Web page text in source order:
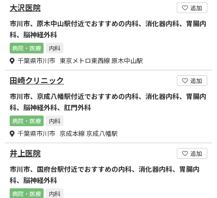
大沢医院 追加
市川市、原木中山駅付近でおすすめの内科、消化器内科、胃腸内
科、脳神経外科
病院・医療 内科
千葉県市川市 東京メトロ東西線 原木中山駅
田崎クリニック 追加
市川市、京成八幡駅付近でおすすめの内科、消化器内科、胃腸内
科、脳神経外科、肛門外科
病院・医療 内科
千葉県市川市 京成本線 京成八幡駅
井上医院 追加
市川市、国府台駅付近でおすすめの内科、消化器内科、胃腸内
科、脳神経外科
病院・医療 内科